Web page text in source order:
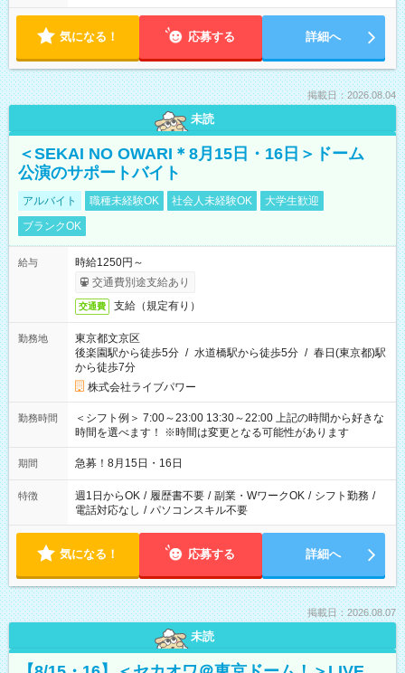
気になる！ 応募する 詳細へ
掲載日：2026.08.04
未読
＜SEKAI NO OWARI＊8月15日・16日＞ドーム
公演のサポートバイト
アルバイト 職種未経験OK 社会人未経験OK
大学生歓迎
ブランクOK
給与
時給1250円～
交通費別途支給あり
交通費 支給（規定有り）
勤務地
東京都文京区
後楽園駅から徒歩5分 / 水道橋駅から徒歩5分 / 春日(東京都)駅
から徒歩7分
株式会社ライブパワー
勤務時間
＜シフト例＞ 7:00～23:00 13:30～22:00 上記の時間から好きな
時間を選べます！ ※時間は変更となる可能性があります
期間 急募！8月15日・16日
特徴 週1日からOK / 履歴書不要 / 副業・WワークOK / シフト勤務 /
電話対応なし / パソコンスキル不要
気になる！ 応募する 詳細へ
掲載日：2026.08.07
未読